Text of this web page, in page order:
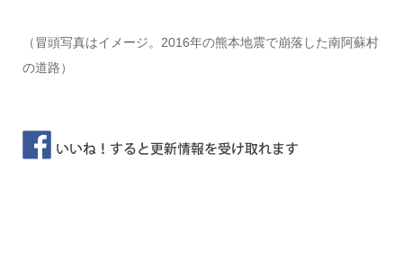
（冒頭写真はイメージ。2016年の熊本地震で崩落した南阿蘇村
の道路）